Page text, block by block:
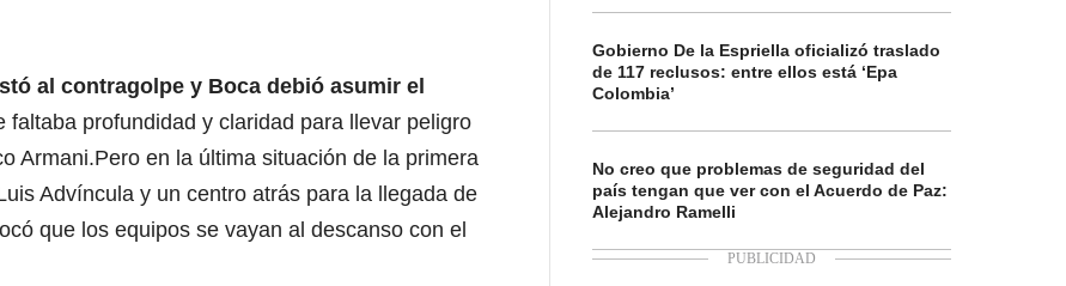
al contragolpe y Boca debió asumir el
faltaba profundidad y claridad para llevar peligro
Armani.Pero en la última situación de la primera
Advíncula y un centro atrás para la llegada de
que los equipos se vayan al descanso con el
Gobierno De la Espriella oficializó traslado
de 117 reclusos: entre ellos está ‘Epa
Colombia’
No creo que problemas de seguridad del
país tengan que ver con el Acuerdo de Paz:
Alejandro Ramelli